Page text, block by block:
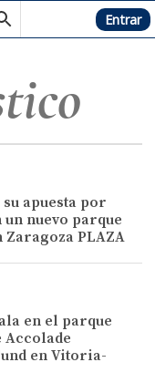
Hemeroteca Entrar
apuesta por
nuevo parque
PLAZA
en el parque
en Vitoria-